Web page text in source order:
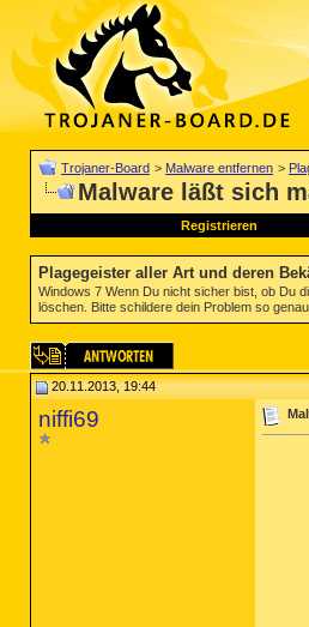
Trojaner-Board > Malware entfernen >
Malware läßt sich
Registrieren
Plagegeister aller Art und deren
Windows 7 Wenn Du nicht sicher bist, ob Du
löschen. Bitte schildere dein Problem so
20.11.2013, 19:44
niffi69